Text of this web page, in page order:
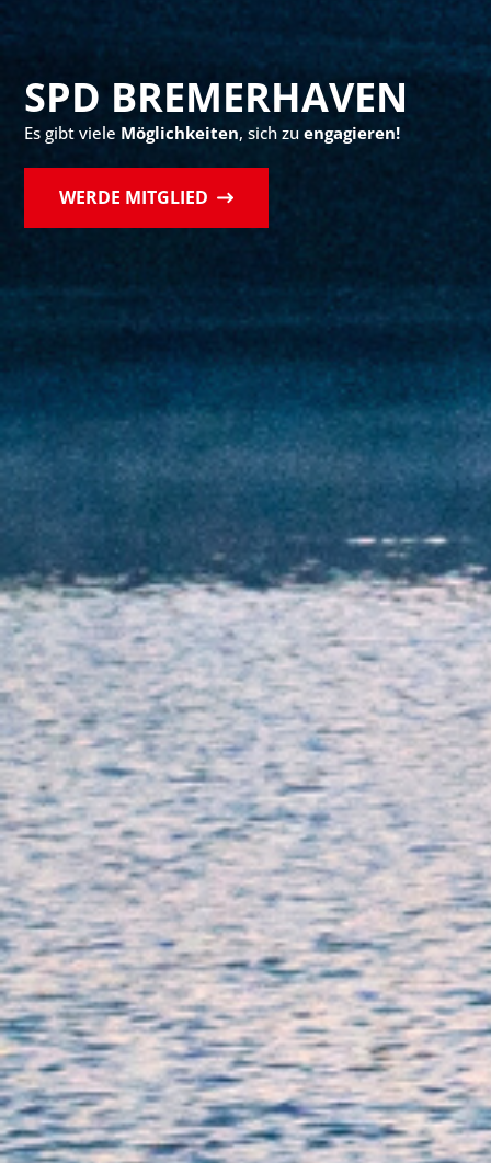
SPD BREMERHAVEN
Es gibt viele Möglichkeiten, sich zu engagieren!
WERDE MITGLIED